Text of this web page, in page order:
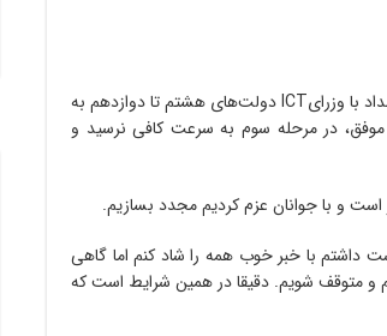
محمدجواد آذری جهرمی در صفحه رسمی‌اش در توئیتر نوشت: بامداد با وزرایICT دولت‌های هشتم تا دوازدهم به
موفق، در مرحله سوم به سرعت کافی نرسید و
و با جوانان عزم کردیم مجدد بسازیم.
با خبر خوب همه را شاد کنم اما گاهی
و متوقف شویم. دقیقا در همین شرایط است که